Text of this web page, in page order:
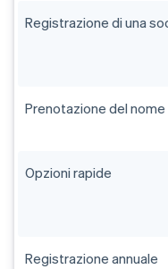
Registrazione di una
Prenotazione del nome
Opzioni rapide
Registrazione annuale